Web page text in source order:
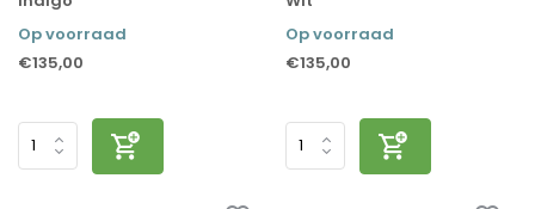
Op voorraad
€135,00
Op voorraad
€135,00